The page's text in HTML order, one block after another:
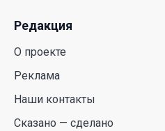
переходит к развитию
искусственным
28 Июл. 2026 10:39
Редакция
О проекте
Реклама
Наши контакты
Сказано — сделано